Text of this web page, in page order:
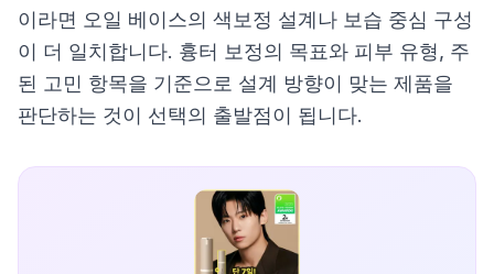
이라면 오일 베이스의 색보정 설계나 보습 중심 구성
이 더 일치합니다. 흉터 보정의 목표와 피부 유형, 주
된 고민 항목을 기준으로 설계 방향이 맞는 제품을
판단하는 것이 선택의 출발점이 됩니다.